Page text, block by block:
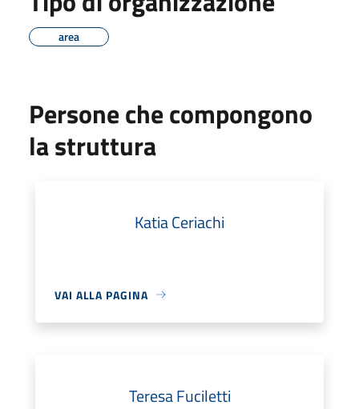
area
Persone che compongono
la struttura
Katia Ceriachi
VAI ALLA PAGINA
Teresa Fuciletti